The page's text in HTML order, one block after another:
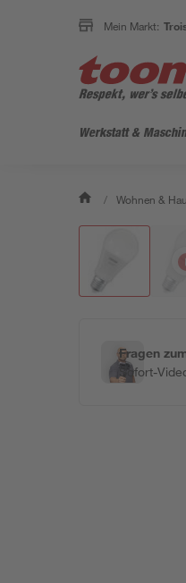
Mein Markt:
Werkstatt &
/ Wohnen &
Fragen
Sofort-